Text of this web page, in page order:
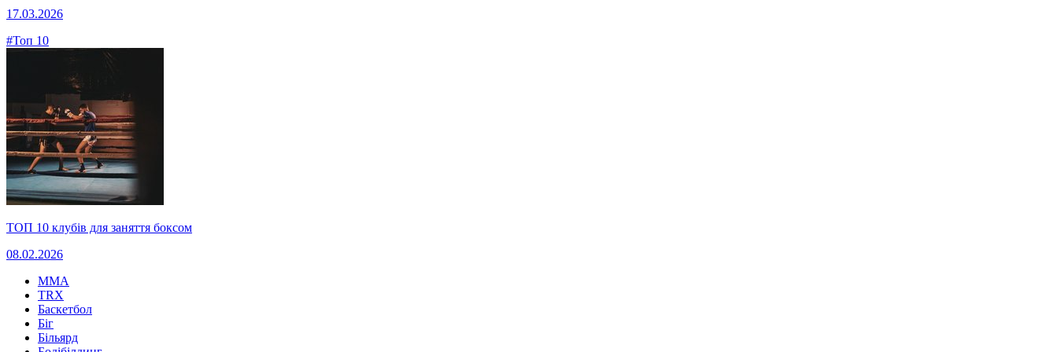
17.03.2026
#Топ 10
ТОП 10 клубів для заняття боксом
08.02.2026
MMA
TRX
Баскетбол
Біг
Більярд